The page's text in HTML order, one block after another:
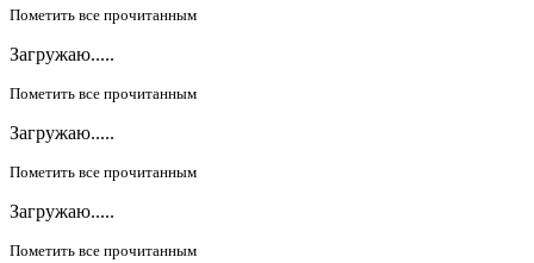
Пометить все прочитанным
Загружаю.....
Пометить все прочитанным
Загружаю.....
Пометить все прочитанным
Загружаю.....
Пометить все прочитанным